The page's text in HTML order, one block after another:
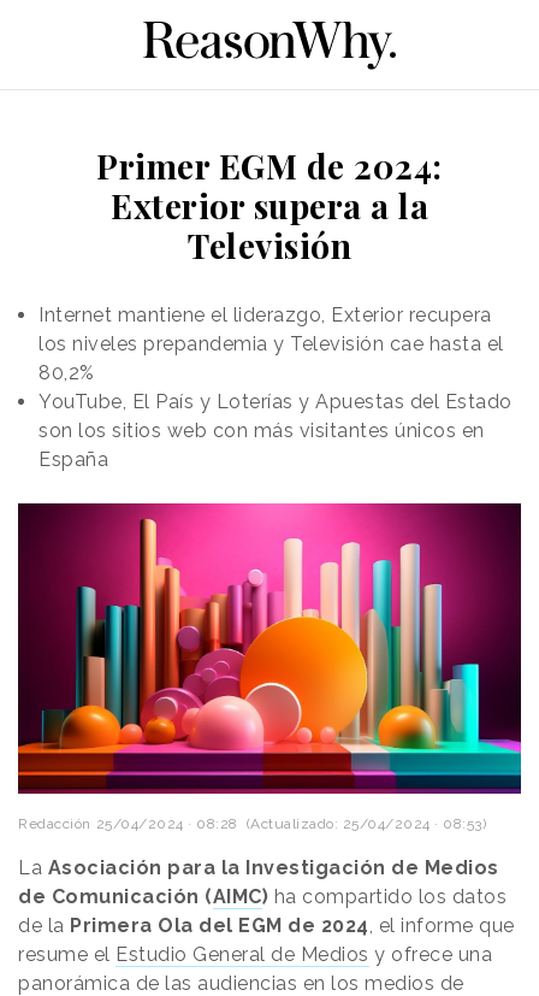
Primer EGM de 2024:
Exterior supera a la
Televisión
Internet mantiene el liderazgo, Exterior recupera
los niveles prepandemia y Televisión cae hasta el
80,2%
YouTube, El País y Loterías y Apuestas del Estado
son los sitios web con más visitantes únicos en
España
Redacción 25/04/2024 · 08:28 (Actualizado: 25/04/2024 · 08:53)
La Asociación para la Investigación de Medios
de Comunicación (AIMC) ha compartido los datos
de la Primera Ola del EGM de 2024 , el informe que
resume el Estudio General de Medios y ofrece una
panorámica de las audiencias en los medios de